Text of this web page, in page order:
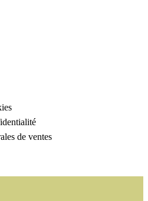
de ventes